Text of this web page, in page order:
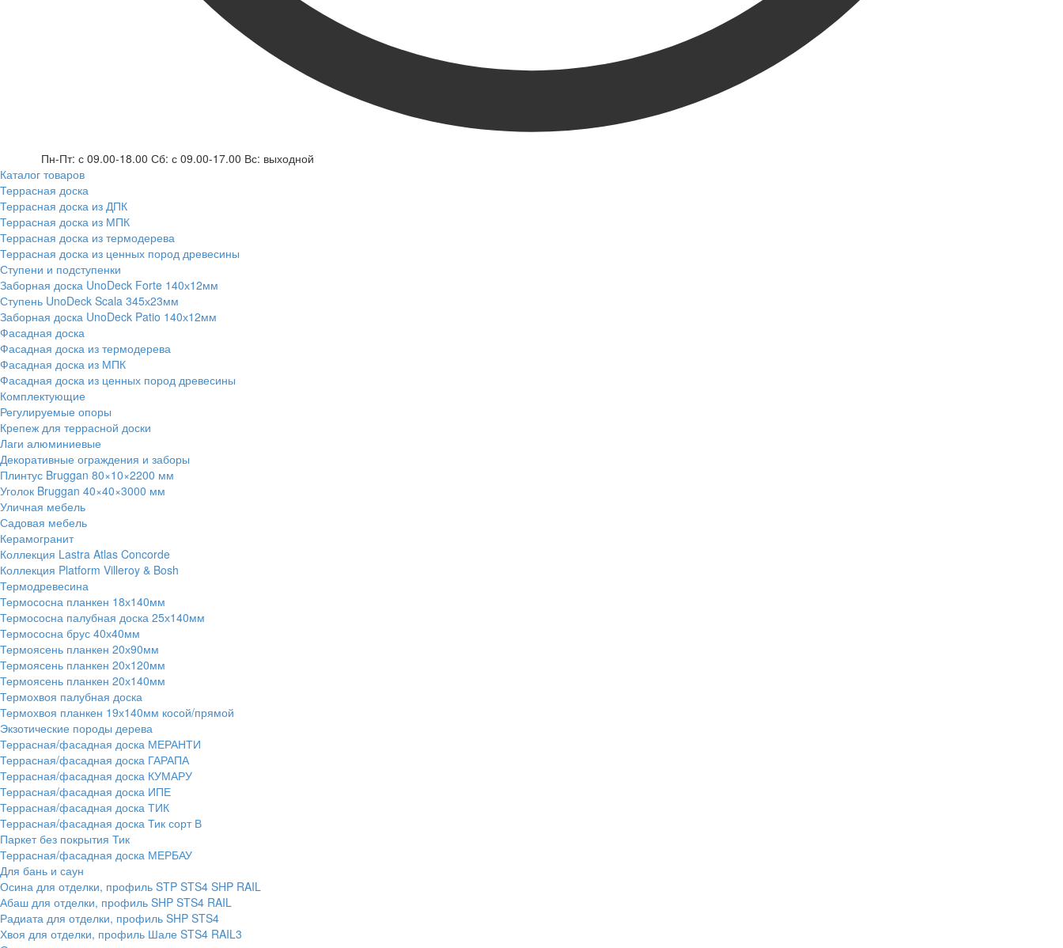
Пн-Пт: с 09.00-18.00 Сб: с 09.00-17.00 Вс: выходной
Каталог товаров
Террасная доска
Террасная доска из ДПК
Террасная доска из МПК
Террасная доска из термодерева
Террасная доска из ценных пород древесины
Ступени и подступенки
Заборная доска UnoDeck Forte 140х12мм
Ступень UnoDeck Scala 345х23мм
Заборная доска UnoDeck Patio 140х12мм
Фасадная доска
Фасадная доска из термодерева
Фасадная доска из МПК
Фасадная доска из ценных пород древесины
Комплектующие
Регулируемые опоры
Крепеж для террасной доски
Лаги алюминиевые
Декоративные ограждения и заборы
Плинтус Bruggan 80×10×2200 мм
Уголок Bruggan 40×40×3000 мм
Уличная мебель
Садовая мебель
Керамогранит
Коллекция Lastra Atlas Concorde
Коллекция Platform Villeroy & Bosh
Термодревесина
Термососна планкен 18х140мм
Термососна палубная доска 25х140мм
Термососна брус 40х40мм
Термоясень планкен 20х90мм
Термоясень планкен 20х120мм
Термоясень планкен 20х140мм
Термохвоя палубная доска
Термохвоя планкен 19х140мм косой/прямой
Экзотические породы дерева
Террасная/фасадная доска МЕРАНТИ
Террасная/фасадная доска ГАРАПА
Террасная/фасадная доска КУМАРУ
Террасная/фасадная доска ИПЕ
Террасная/фасадная доска ТИК
Террасная/фасадная доска Тик сорт В
Паркет без покрытия Тик
Террасная/фасадная доска МЕРБАУ
Для бань и саун
Осина для отделки, профиль STP STS4 SHP RAIL
Абаш для отделки, профиль SHP STS4 RAIL
Радиата для отделки, профиль SHP STS4
Хвоя для отделки, профиль Шале STS4 RAIL3